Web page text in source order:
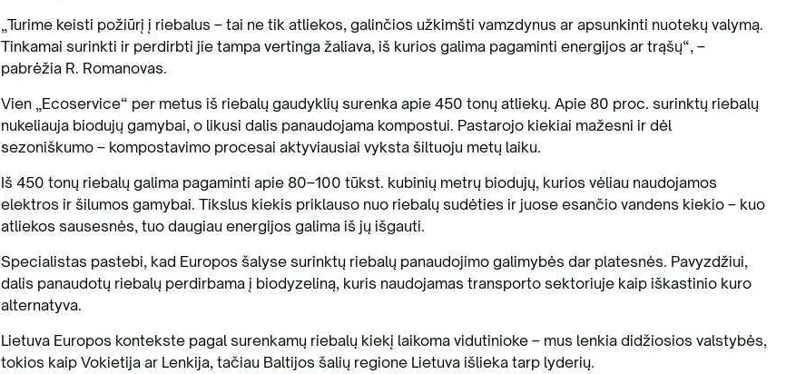
„Turime keisti požiūrį į riebalus – tai ne tik atliekos, galinčios užkimšti vamzdynus ar apsunkinti nuotekų valymą.
Tinkamai surinkti ir perdirbti jie tampa vertinga žaliava, iš kurios galima pagaminti energijos ar trąšų“, –
pabrėžia R. Romanovas.
Vien „Ecoservice“ per metus iš riebalų gaudyklių surenka apie 450 tonų atliekų. Apie 80 proc. surinktų riebalų
nukeliauja biodujų gamybai, o likusi dalis panaudojama kompostui. Pastarojo kiekiai mažesni ir dėl
sezoniškumo – kompostavimo procesai aktyviausiai vyksta šiltuoju metų laiku.
Iš 450 tonų riebalų galima pagaminti apie 80–100 tūkst. kubinių metrų biodujų, kurios vėliau naudojamos
elektros ir šilumos gamybai. Tikslus kiekis priklauso nuo riebalų sudėties ir juose esančio vandens kiekio – kuo
atliekos sausesnės, tuo daugiau energijos galima iš jų išgauti.
Specialistas pastebi, kad Europos šalyse surinktų riebalų panaudojimo galimybės dar platesnės. Pavyzdžiui,
dalis panaudotų riebalų perdirbama į biodyzeliną, kuris naudojamas transporto sektoriuje kaip iškastinio kuro
alternatyva.
Lietuva Europos kontekste pagal surenkamų riebalų kiekį laikoma vidutinioke – mus lenkia didžiosios valstybės,
tokios kaip Vokietija ar Lenkija, tačiau Baltijos šalių regione Lietuva išlieka tarp lyderių.